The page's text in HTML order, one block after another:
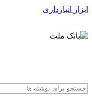
ابزار انبارداری